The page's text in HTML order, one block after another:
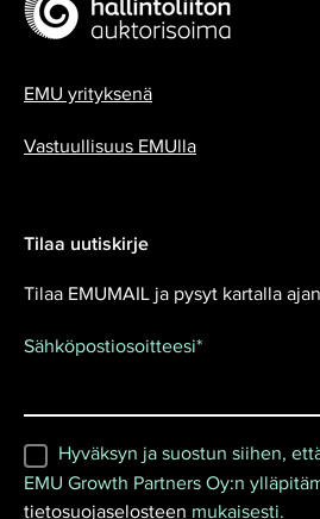
EMU yrityksenä
Vastuullisuus EMUlla
Tilaa uutiskirje
Tilaa EMUMAIL ja pysyt kartalla
Sähköpostiosoitteesi*
Hyväksyn ja suostun siihen,
EMU Growth Partners Oy:n
tietosuojaselosteen mukaisesti.